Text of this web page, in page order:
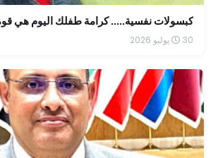
كبسولات نفسية..... كرامة طفلك اليوم هي قوة شخصيته غدا
30 يوليو 2026